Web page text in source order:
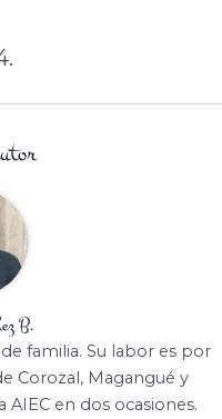
B.
familia. Su labor es por
Corozal, Magangué y
AIEC en dos ocasiones.